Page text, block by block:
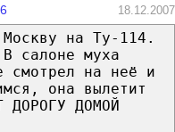
18.12.2007
на Ту-114.
салоне муха
смотрел на неё и
она вылетит
ДОРОГУ ДОМОЙ